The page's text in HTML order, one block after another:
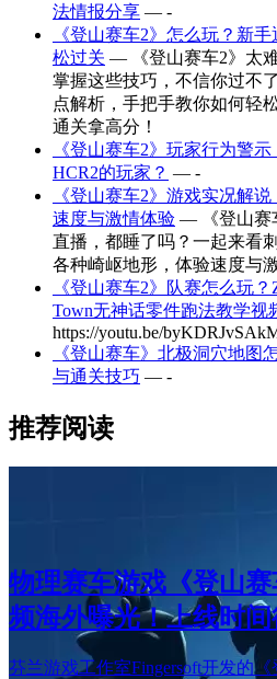
法情报分享 — -
《登山赛车2》怎么玩？新
松过关 — 《登山赛车2》太
掌握这些技巧，不信你过不
点解析，手把手教你如何轻
通关拿高分！
《登山赛车2》玩家行为警
HCR2的玩家？ — -
《登山赛车2》游戏实况解
速度与激情体验 — 《登山赛
直播，都睡了吗？一起来看
各种崎岖地形，体验速度与
《登山赛车2》队赛怎么玩？
Town无神话零件跑法教学视
https://youtu.be/
《登山赛车》北极洞穴地图
与通关技巧 — -
推荐阅读
物理赛车游戏《登山
频海外曝光！上线时间
芬兰游戏工作室Fingersoft开发的